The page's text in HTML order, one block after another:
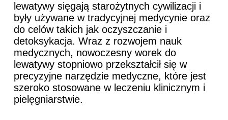
lewatywy sięgają starożytnych cywilizacji i
były używane w tradycyjnej medycynie oraz
do celów takich jak oczyszczanie i
detoksykacja. Wraz z rozwojem nauk
medycznych, nowoczesny worek do
lewatywy stopniowo przekształcił się w
precyzyjne narzędzie medyczne, które jest
szeroko stosowane w leczeniu klinicznym i
pielęgniarstwie.